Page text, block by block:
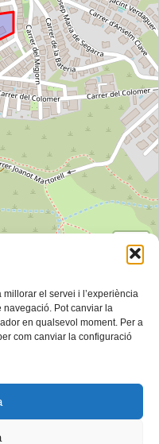
el servei i l’experiència
navegació. Pot canviar la
en qualsevol moment. Per a
com canviar la configuració
Llançà, Alt Empordà,
C/Cabrafiga)
Alt Empordà, Catalunya,